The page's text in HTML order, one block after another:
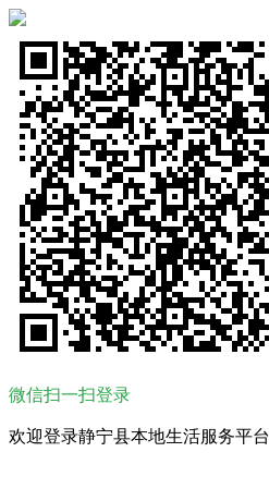
微信扫一扫登录
欢迎登录静宁县本地生活服务平台